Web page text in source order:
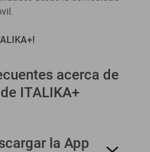
acerca de
ITALIKA+
la App